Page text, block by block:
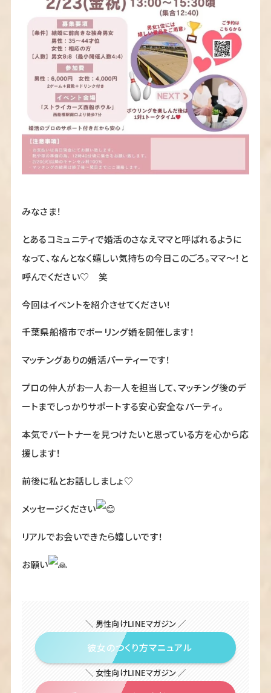
みなさま！
とあるコミュニティで婚活のさなえママと呼ばれるように
なって、なんとなく嬉しい気持ちの今日このごろ。ママ〜！と
呼んでください♡ 笑
今回はイベントを紹介させてください！
千葉県船橋市でボーリング婚を開催します！
マッチングありの婚活パーティーです！
プロの仲人がお一人お一人を担当して、マッチング後のデ
ートまでしっかりサポートする安心安全なパーティ。
本気でパートナーを見つけたいと思っている方を心から応
援します！
前後に私とお話ししましょ♡
メッセージください
リアルでお会いできたら嬉しいです！
お願い
＼ 男性向けLINEマガジン ／
彼女のつくり方マニュアル
＼ 女性向けLINEマガジン ／